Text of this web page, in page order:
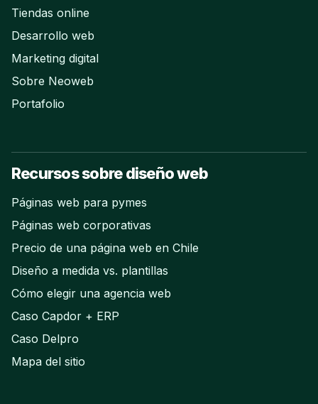
Tiendas online
Desarrollo web
Marketing digital
Sobre Neoweb
Portafolio
Recursos sobre diseño web
Páginas web para pymes
Páginas web corporativas
Precio de una página web en Chile
Diseño a medida vs. plantillas
Cómo elegir una agencia web
Caso Capdor + ERP
Caso Delpro
Mapa del sitio